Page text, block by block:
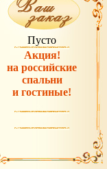
Пусто
Акция!
на российские
спальни
и гостиные!